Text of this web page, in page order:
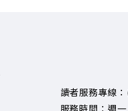
讀者服務專線
服務時間：週